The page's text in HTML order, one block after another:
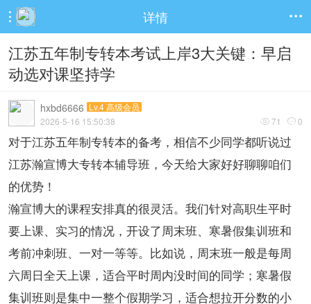
 详情 
江苏五年制专转本考试上岸3大关键：早启
动选对课坚持学
hxbd6666 Lv.4 高级会员
 71  0
2026-5-16 15:50:38
对于江苏五年制专转本的备考，相信不少同学都听说过
江苏瀚宣博大专转本辅导班，今天给大家好好聊聊咱们
的优势！
瀚宣博大的课程安排真的很灵活。我们针对高职生平时
要上课、实习的情况，开设了周末班、寒暑假集训班和
考前冲刺班、一对一等等。比如说，周末班一般是每周
六周日全天上课，适合平时周内没时间的同学；寒暑假
集训班则是集中一整个假期学习，适合想拉开分数的小